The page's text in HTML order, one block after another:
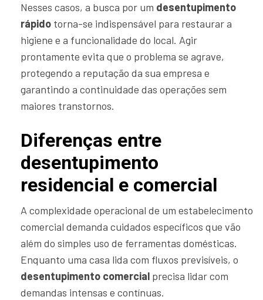
Nesses casos, a busca por um desentupimento
rápido torna-se indispensável para restaurar a
higiene e a funcionalidade do local. Agir
prontamente evita que o problema se agrave,
protegendo a reputação da sua empresa e
garantindo a continuidade das operações sem
maiores transtornos.
Diferenças entre
desentupimento
residencial e comercial
A complexidade operacional de um estabelecimento
comercial demanda cuidados específicos que vão
além do simples uso de ferramentas domésticas.
Enquanto uma casa lida com fluxos previsíveis, o
desentupimento comercial precisa lidar com
demandas intensas e contínuas.